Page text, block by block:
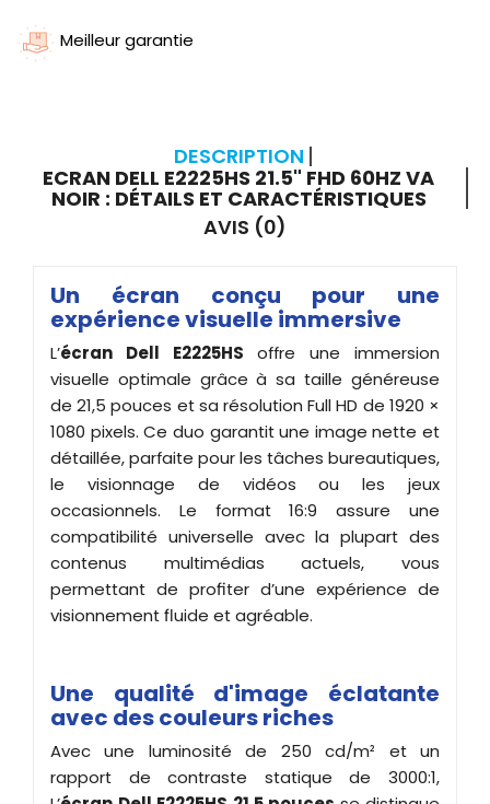
Meilleur garantie
DESCRIPTION
ECRAN DELL E2225HS 21.5" FHD 60HZ VA
NOIR : DÉTAILS ET CARACTÉRISTIQUES
AVIS (0)
Un écran conçu pour une
expérience visuelle immersive
L’écran Dell E2225HS offre une immersion
visuelle optimale grâce à sa taille généreuse
de 21,5 pouces et sa résolution Full HD de 1920 ×
1080 pixels. Ce duo garantit une image nette et
détaillée, parfaite pour les tâches bureautiques,
le visionnage de vidéos ou les jeux
occasionnels. Le format 16:9 assure une
compatibilité universelle avec la plupart des
contenus multimédias actuels, vous
permettant de profiter d’une expérience de
visionnement fluide et agréable.
Une qualité d'image éclatante
avec des couleurs riches
Avec une luminosité de 250 cd/m² et un
rapport de contraste statique de 3000:1,